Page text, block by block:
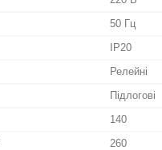
50 Гц
IP20
Релейні
Підлогові
140
260